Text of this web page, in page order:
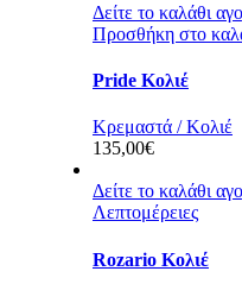
Δείτε το καλάθι
Προσθήκη στο
Pride Κολιέ
Κρεμαστά / Κολιέ
135,00€
Δείτε το καλάθι
Λεπτομέρειες
Rozario Κολιέ